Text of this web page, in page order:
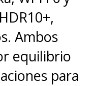
Ambos
equilibrio
para